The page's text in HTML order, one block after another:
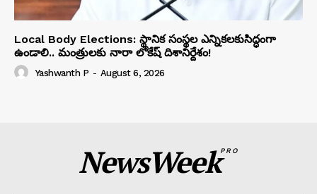
Local Body Elections: స్థానిక సంస్థల ఎన్నికలకుసిద్ధంగా
ఉండాలి.. మంత్రులకు నారా లోకేష్ దిశానిర్దేశం!
Yashwanth P - August 6, 2026
NewsWeekPRO